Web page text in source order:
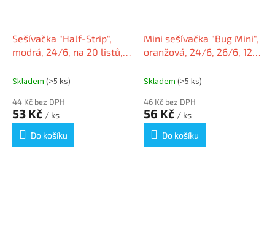
Sešívačka "Half-Strip",
modrá, 24/6, na 20 listů,
Skladem (>5 ks)
44 Kč bez DPH
53 Kč / ks
Do košíku
Mini sešívačka "Bug Mini",
oranžová, 24/6, 26/6, 12
Skladem (>5 ks)
46 Kč bez DPH
56 Kč / ks
Do košíku